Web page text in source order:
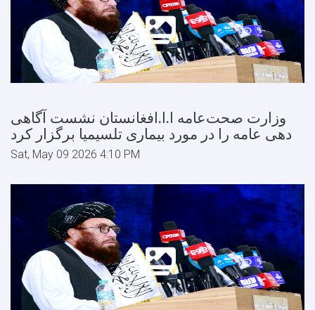
وزارت صحت‌عامه ا.ا.افغانستان نشست آگاهی
دهی عامه را در مورد بیماری تلسیمیا برگزار کرد
Sat, May 09 2026 4:10 PM